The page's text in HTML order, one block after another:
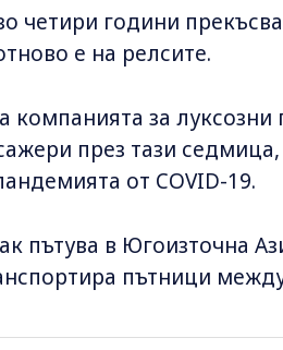
четири години
е на релсите.
компанията за
през тази
от COVID-19.
пътува в Югоизточна
пътници